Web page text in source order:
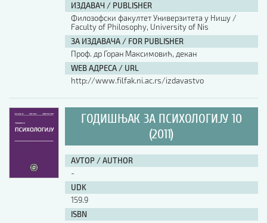
ИЗДАВАЧ / PUBLISHER
Филозофски факултет Универзитета у Нишу /
Faculty of Philosophy, University of Nis
ЗА ИЗДАВАЧА / FOR PUBLISHER
Проф. др Горан Максимовић, декан
WEB АДРЕСА / URL
http://www.filfak.ni.ac.rs/izdavastvo
ГОДИШЊАК ЗА ПСИХОЛОГИЈУ 10
(2011)
АУТОР / AUTHOR
-
UDK
159.9
ISBN